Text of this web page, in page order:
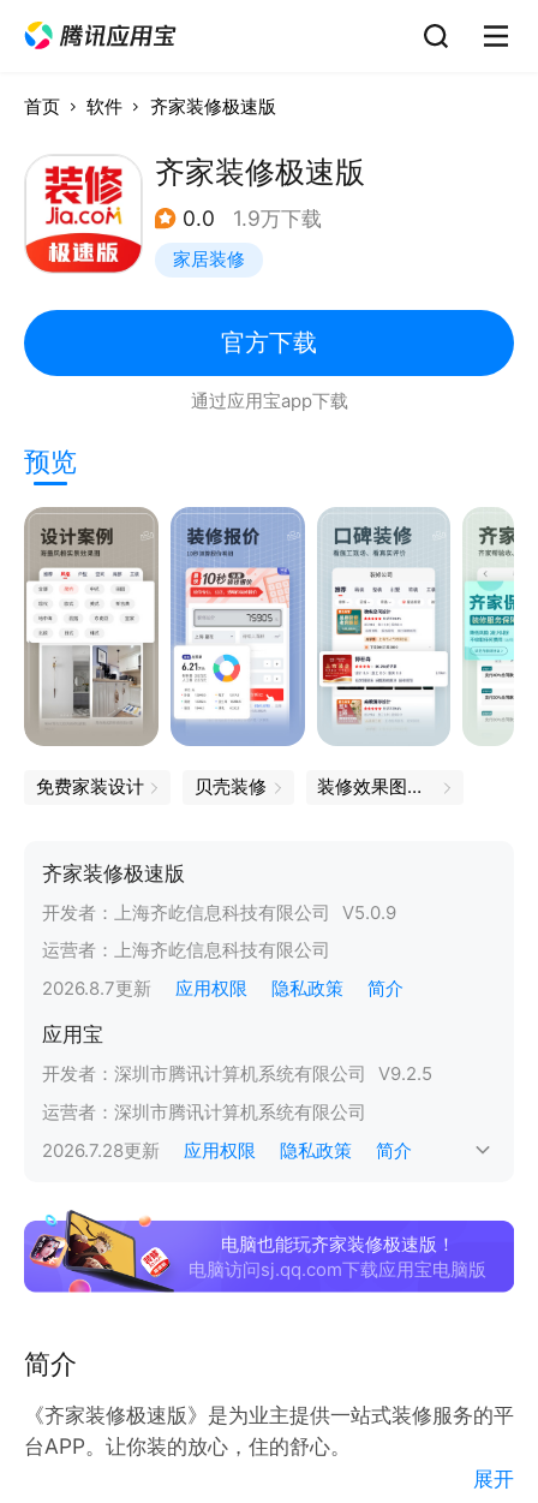
首页 软件 齐家装修极速版
齐家装修极速版
0.0 1.9万下载
家居装修
官方下载
通过应用宝app下载
预览
免费家装设计 贝壳装修 装修效果图软件
齐家装修极速版
开发者： 上海齐屹信息科技有限公司 V5.0.9
运营者： 上海齐屹信息科技有限公司
2026.8.7更新 应用权限 隐私政策 简介
应用宝
开发者： 深圳市腾讯计算机系统有限公司 V9.2.5
运营者： 深圳市腾讯计算机系统有限公司
2026.7.28更新 应用权限 隐私政策 简介
电脑也能玩齐家装修极速版！
电脑访问sj.qq.com下载应用宝电脑版
简介
《齐家装修极速版》是为业主提供一站式装修服务的平
台APP。让你装的放心，住的舒心。
展开